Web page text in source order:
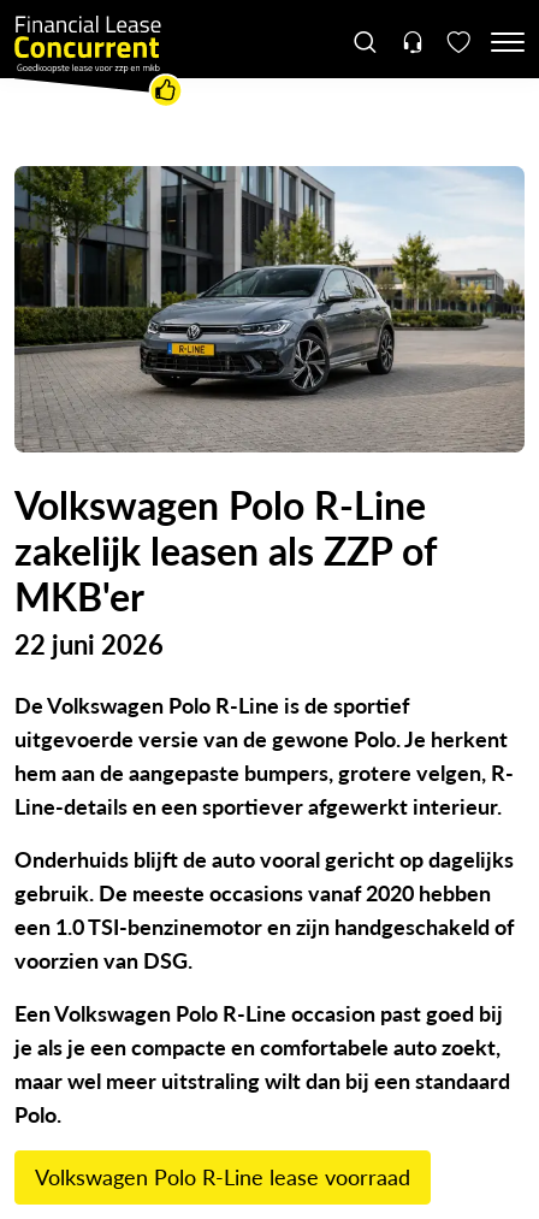
Volkswagen Polo R-Line
zakelijk leasen als ZZP of
MKB'er
22 juni 2026
De Volkswagen Polo R-Line is de sportief
uitgevoerde versie van de gewone Polo. Je herkent
hem aan de aangepaste bumpers, grotere velgen, R-
Line-details en een sportiever afgewerkt interieur.
Onderhuids blijft de auto vooral gericht op dagelijks
gebruik. De meeste occasions vanaf 2020 hebben
een 1.0 TSI-benzinemotor en zijn handgeschakeld of
voorzien van DSG.
Een Volkswagen Polo R-Line occasion past goed bij
je als je een compacte en comfortabele auto zoekt,
maar wel meer uitstraling wilt dan bij een standaard
Polo.
Volkswagen Polo R-Line lease voorraad